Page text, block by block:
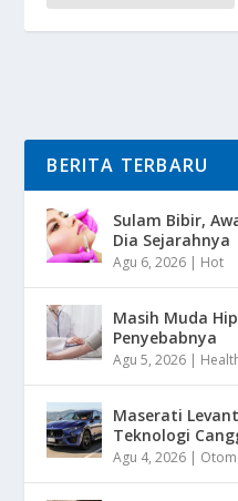
BERITA TERBARU
Sulam Bibir,
Dia Sejarahnya
Agu 6, 2026 | Hot
Masih Muda
Penyebabnya
Agu 5, 2026 |
Maserati
Teknologi
Agu 4, 2026 |